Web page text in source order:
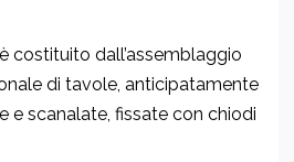
è costituito dall’assemblaggio
di tavole, anticipatamente
e scanalate, fissate con chiodi